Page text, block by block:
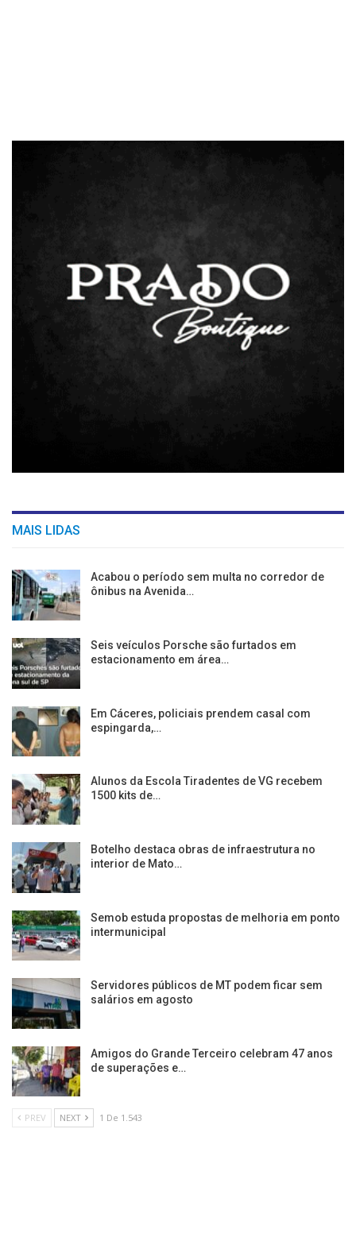
MAIS LIDAS
Acabou o período sem multa no corredor de
ônibus na Avenida…
Seis veículos Porsche são furtados em
estacionamento em área…
Em Cáceres, policiais prendem casal com
espingarda,…
Alunos da Escola Tiradentes de VG recebem
1500 kits de…
Botelho destaca obras de infraestrutura no
interior de Mato…
Semob estuda propostas de melhoria em ponto
intermunicipal
Servidores públicos de MT podem ficar sem
salários em agosto
Amigos do Grande Terceiro celebram 47 anos
de superações e…
PREV NEXT 1 De 1.543